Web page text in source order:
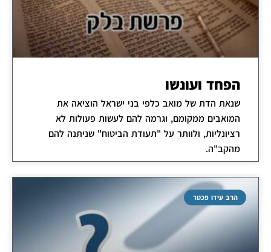
הפחד ועונשו
שנאת הדת של מואב כלפי בני ישראל הוציאה את
המואבים ממקומם, וגרמה להם לעשות פעולות לא
רציונליות, ולוותר על "תעודת הביטוח" שניתנה להם
מהקב"ה.
הרב עידו פכטר